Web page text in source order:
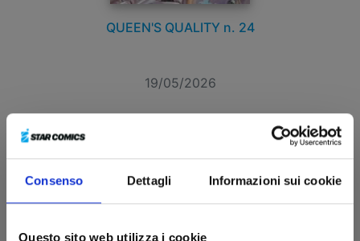
Consenso Dettagli Informazioni sui cookie
Questo sito web utilizza i cookie
QUEEN'S QUALITY n. 24
19/05/2026